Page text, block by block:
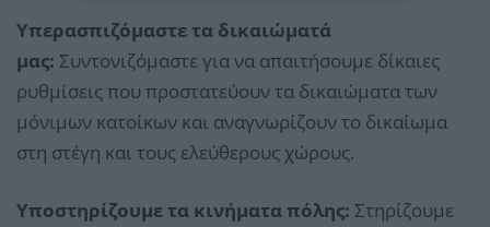
Υπερασπιζόμαστε τα δικαιώματά
μας: Συντονιζόμαστε για να απαιτήσουμε δίκαιες
ρυθμίσεις που προστατεύουν τα δικαιώματα των
μόνιμων κατοίκων και αναγνωρίζουν το δικαίωμα
στη στέγη και τους ελεύθερους χώρους.
Υποστηρίζουμε τα κινήματα πόλης: Στηρίζουμε